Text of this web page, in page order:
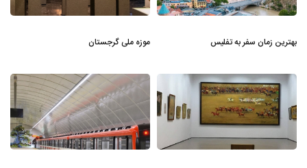
بهترین زمان سفر به تفلیس موزه ملی گرجستان